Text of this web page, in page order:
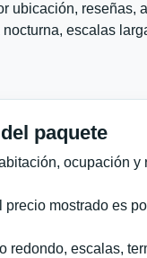
ubicación, reseñas,
escalas
paquete
ocupación y
precio mostrado es
redondo, escalas,